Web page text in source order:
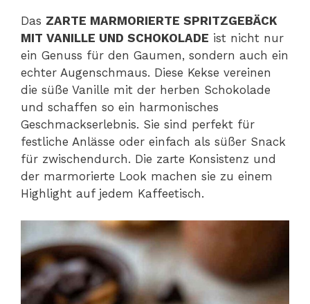
Das ZARTE MARMORIERTE SPRITZGEBÄCK
MIT VANILLE UND SCHOKOLADE ist nicht nur
ein Genuss für den Gaumen, sondern auch ein
echter Augenschmaus. Diese Kekse vereinen
die süße Vanille mit der herben Schokolade
und schaffen so ein harmonisches
Geschmackserlebnis. Sie sind perfekt für
festliche Anlässe oder einfach als süßer Snack
für zwischendurch. Die zarte Konsistenz und
der marmorierte Look machen sie zu einem
Highlight auf jedem Kaffeetisch.